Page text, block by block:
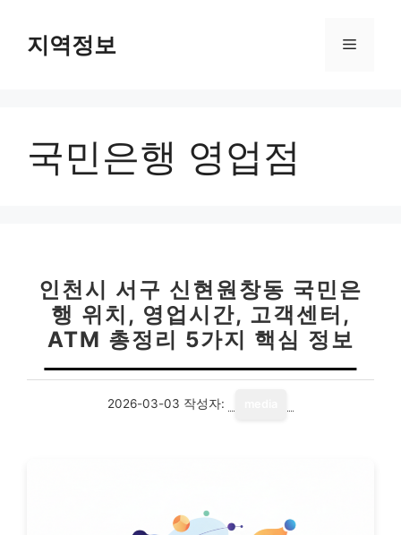
지역정보 메
국민은행 영업점
인천시 서구 신현원창동 국민은
행 위치, 영업시간, 고객센터,
ATM 총정리 5가지 핵심 정보
2026-03-03 작성자: